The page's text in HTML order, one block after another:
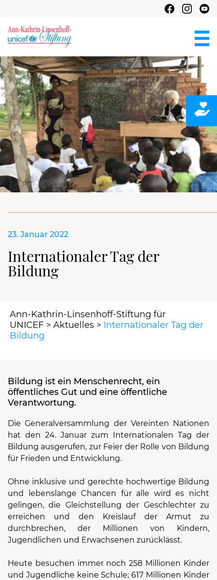
23. Januar 2022
Internationaler Tag der
Bildung
Ann-Kathrin-Linsenhoff-Stiftung für
UNICEF > Aktuelles > Internationaler Tag der
Bildung
Bildung ist ein Menschenrecht, ein
öffentliches Gut und eine öffentliche
Verantwortung.
Die Generalversammlung der Vereinten Nationen
hat den 24. Januar zum Internationalen Tag der
Bildung ausgerufen, zur Feier der Rolle von Bildung
für Frieden und Entwicklung.
Ohne inklusive und gerechte hochwertige Bildung
und lebenslange Chancen für alle wird es nicht
gelingen, die Gleichstellung der Geschlechter zu
erreichen und den Kreislauf der Armut zu
durchbrechen, der Millionen von Kindern,
Jugendlichen und Erwachsenen zurücklässt.
Heute besuchen immer noch 258 Millionen Kinder
und Jugendliche keine Schule; 617 Millionen Kinder